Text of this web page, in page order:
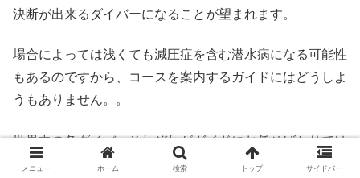
決断が出来るダイバーになることが望まれます。
場合によっては浅くても減圧症を含む潜水病になる可能性
もあるのですから、コースを案内するガイドにはどうしよ
うもありません。。
世界中の各ダイバーそれぞれがガイドにお任せばかりでは
ない自立したダイバーになれればいいですね。そのグルー
メニュー ホーム 検索 トップ サイドバー